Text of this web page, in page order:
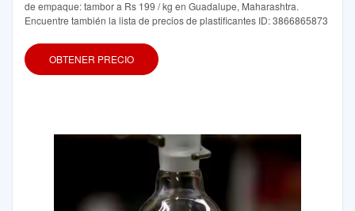
de empaque: tambor a Rs 199 / kg en Guadalupe, Maharashtra.
Encuentre también la lista de precios de plastificantes ID: 3866865873
OBTENER PRECIO